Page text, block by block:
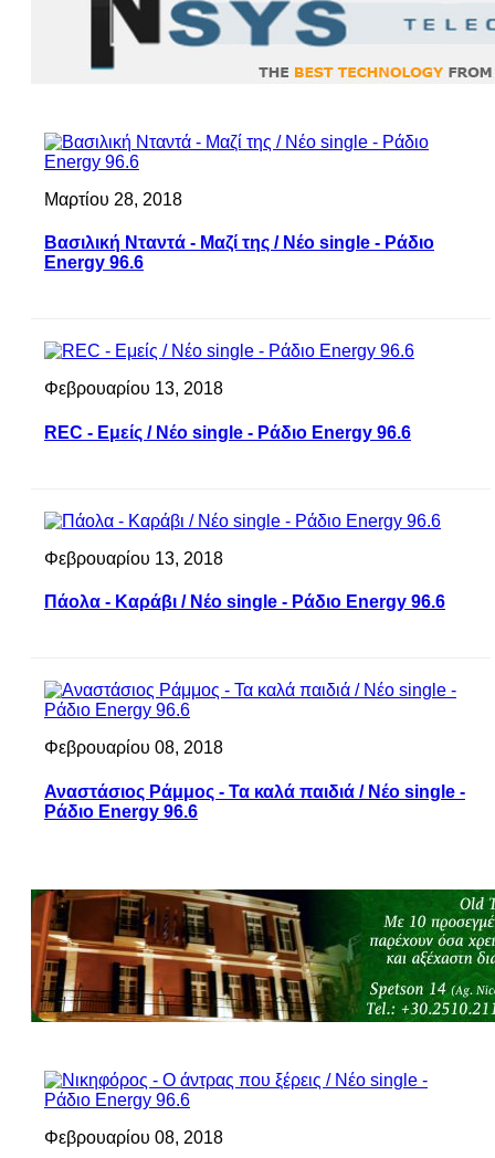
Μαρτίου 28, 2018
Βασιλική Νταντά - Μαζί της / Νέο single - Ράδιο
Energy 96.6
Φεβρουαρίου 13, 2018
REC - Εμείς / Νέο single - Ράδιο Energy 96.6
Φεβρουαρίου 13, 2018
Πάολα - Καράβι / Νέο single - Ράδιο Energy 96.6
Φεβρουαρίου 08, 2018
Αναστάσιος Ράμμος - Τα καλά παιδιά / Νέο single -
Ράδιο Energy 96.6
Φεβρουαρίου 08, 2018